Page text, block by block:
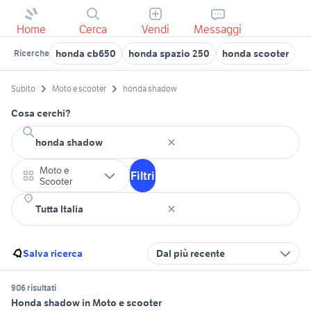
Home Cerca Vendi Messaggi
Ricerche honda cb650 honda spazio 250 honda scooter
Subito Moto e scooter honda shadow
Cosa cerchi?
Moto e
Scooter
Filtri
Salva ricerca Dal più recente
906 risultati
Honda shadow in Moto e scooter